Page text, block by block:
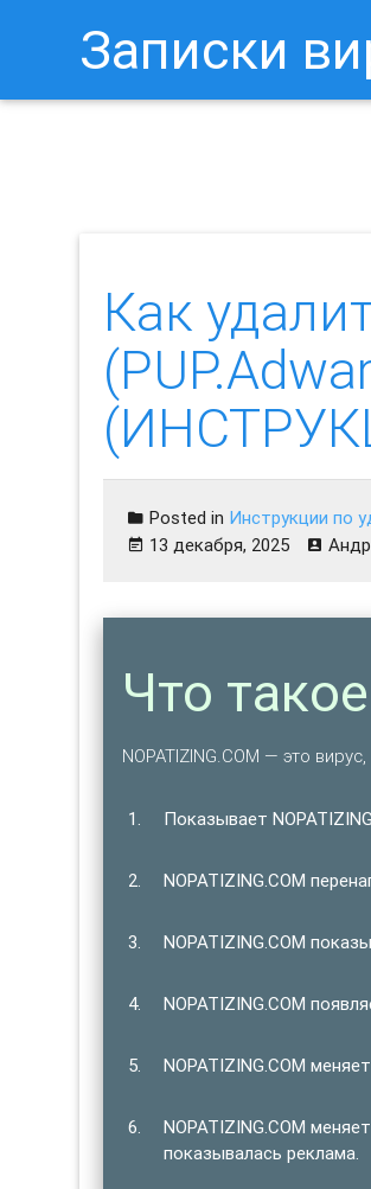
Записки
Как
Posted in Инструкции по
13 декабря, 2025
Что
NOPATIZING.COM — это
Показывает
NOPATIZING.COM
NOPATIZING.COM
NOPATIZING.COM
NOPATIZING.COM
NOPATIZING.COM
показывалась реклама.